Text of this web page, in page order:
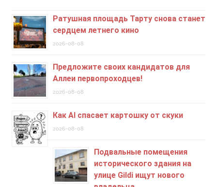
Ратушная площадь Тарту снова станет
сердцем летнего кино
2026-08-08
Предложите своих кандидатов для
Аллеи первопроходцев!
2026-08-08
Как AI спасает картошку от скуки
2026-08-08
Подвальные помещения
исторического здания на
улице Gildi ищут нового